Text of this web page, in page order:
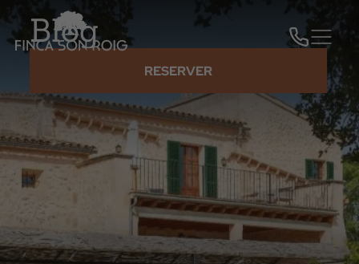
Blog
RESERVER